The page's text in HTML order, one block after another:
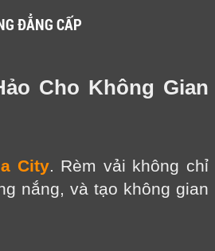
ĐẲNG CẤP
Cho Không Gian
City. Rèm vải không chỉ
nắng, và tạo không gian